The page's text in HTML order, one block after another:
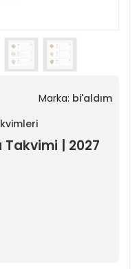
Marka: bi'aldım
| 2027